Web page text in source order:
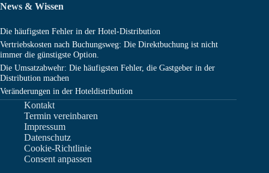
News & Wissen
Die häufigsten Fehler in der Hotel-Distribution
Vertriebskosten nach Buchungsweg: Die Direktbuchung ist nicht
immer die günstigste Option.
Die Umsatzabwehr: Die häufigsten Fehler, die Gastgeber in der
Distribution machen
Veränderungen in der Hoteldistribution
Kontakt
Termin vereinbaren
Impressum
Datenschutz
Cookie-Richtlinie
Consent anpassen